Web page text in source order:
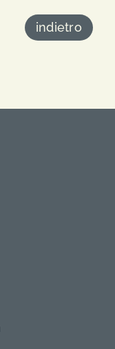
indietro